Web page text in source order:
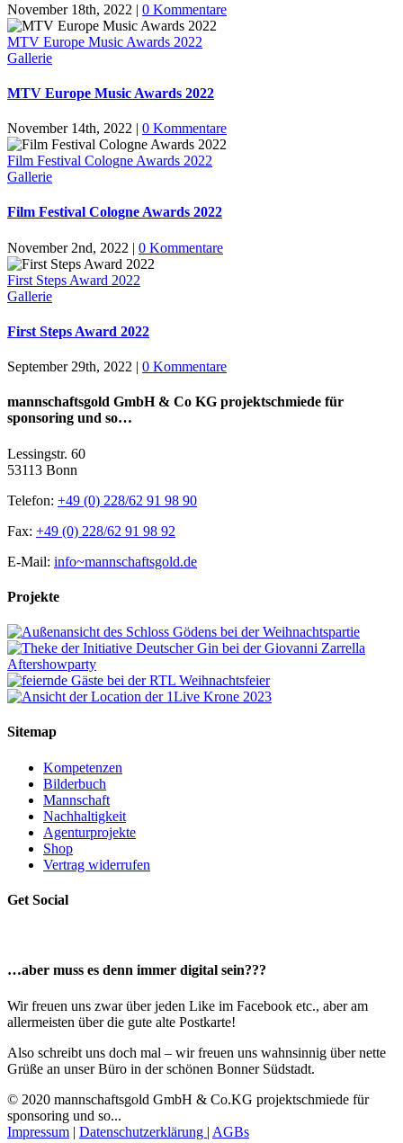
November 18th, 2022 | 0 Kommentare
MTV Europe Music Awards 2022
Gallerie
MTV Europe Music Awards 2022
November 14th, 2022 | 0 Kommentare
Film Festival Cologne Awards 2022
Gallerie
Film Festival Cologne Awards 2022
November 2nd, 2022 | 0 Kommentare
First Steps Award 2022
Gallerie
First Steps Award 2022
September 29th, 2022 | 0 Kommentare
mannschaftsgold GmbH & Co KG projektschmiede für
sponsoring und so…
Lessingstr. 60
53113 Bonn
Telefon: +49 (0) 228/62 91 98 90
Fax: +49 (0) 228/62 91 98 92
E-Mail: info~mannschaftsgold.de
Projekte
Sitemap
Kompetenzen
Bilderbuch
Mannschaft
Nachhaltigkeit
Agenturprojekte
Shop
Vertrag widerrufen
Get Social
…aber muss es denn immer digital sein???
Wir freuen uns zwar über jeden Like im Facebook etc., aber am
allermeisten über die gute alte Postkarte!
Also schreibt uns doch mal – wir freuen uns wahnsinnig über nette
Grüße an unser Büro in der schönen Bonner Südstadt.
© 2020 mannschaftsgold GmbH & Co.KG projektschmiede für
sponsoring und so...
Impressum | Datenschutzerklärung | AGBs